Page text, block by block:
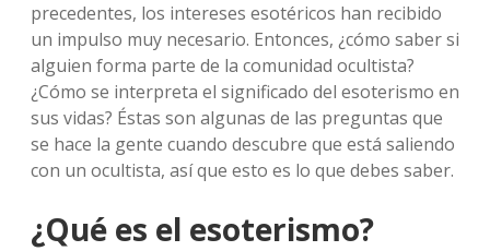
precedentes, los intereses esotéricos han recibido
un impulso muy necesario. Entonces, ¿cómo saber si
alguien forma parte de la comunidad ocultista?
¿Cómo se interpreta el significado del esoterismo en
sus vidas? Éstas son algunas de las preguntas que
se hace la gente cuando descubre que está saliendo
con un ocultista, así que esto es lo que debes saber.
¿Qué es el esoterismo?